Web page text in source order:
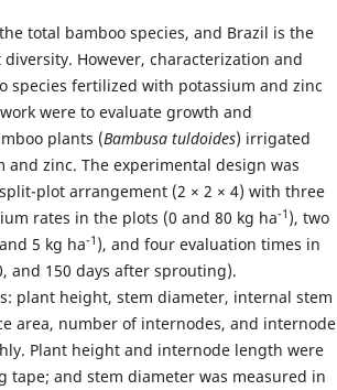
total bamboo species, and Brazil is the
However, characterization and
species fertilized with potassium and zinc
were to evaluate growth and
plants (Bambusa tuldoides) irrigated
zinc. The experimental design was
plot arrangement (2 × 2 × 4) with three
rates in the plots (0 and 80 kg ha-1 ), two
5 kg ha-1 ), and four evaluation times in
and 150 days after sprouting).
plant height, stem diameter, internal stem
area, number of internodes, and internode
Plant height and internode length were
tape; and stem diameter was measured in